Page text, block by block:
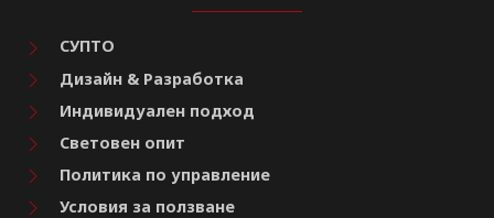
СУПТО
Дизайн & Разработка
Индивидуален подход
Световен опит
Политика по управление
Условия за ползване